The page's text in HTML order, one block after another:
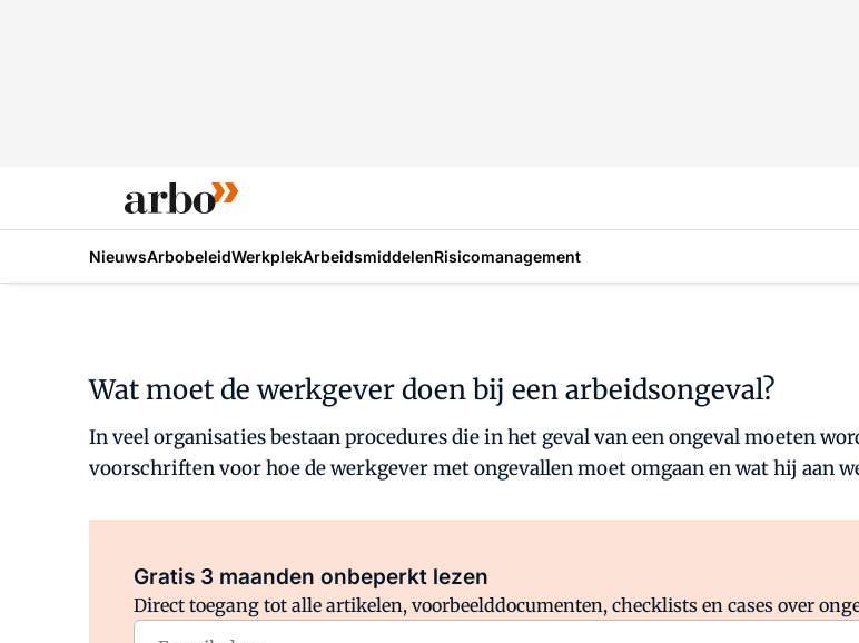
NieuwsArbobeleidWerkplekArbeidsmiddelenRisicomanagement
Wat moet de werkgever doen bij een arbeidsongeval?
In veel organisaties bestaan procedures die in het geval van een ongeval moeten
voorschriften voor hoe de werkgever met ongevallen moet omgaan en wat hij aan
Gratis 3 maanden onbeperkt lezen
Direct toegang tot alle artikelen, voorbeelddocumenten, checklists en cases over